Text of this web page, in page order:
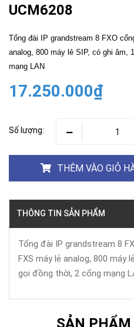
UCM6208
Tổng đài IP grandstream 8 FXO
analog, 800 máy lẻ SIP, có ghi âm,
mạng LAN
17.250.000₫
Số lượng:
THÊM VÀO GIỎ
THÔNG TIN SẢN PHẨM
Tổng đài IP grandstream 8
FXS máy lẻ analog, 800 máy
gọi đồng thời, 2 cổng mạng
SẢN PHẨM